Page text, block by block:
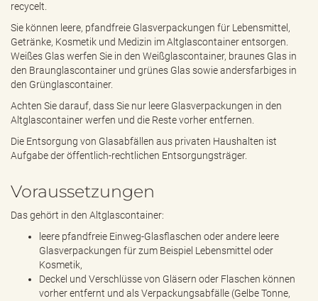
recycelt.
Sie können leere, pfandfreie Glasverpackungen für Lebensmittel,
Getränke, Kosmetik und Medizin im Altglascontainer entsorgen.
Weißes Glas werfen Sie in den Weißglascontainer, braunes Glas in
den Braunglascontainer und grünes Glas sowie andersfarbiges in
den Grünglascontainer.
Achten Sie darauf, dass Sie nur leere Glasverpackungen in den
Altglascontainer werfen und die Reste vorher entfernen.
Die Entsorgung von Glasabfällen aus privaten Haushalten ist
Aufgabe der öffentlich-rechtlichen Entsorgungsträger.
Voraussetzungen
Das gehört in den Altglascontainer:
leere pfandfreie Einweg-Glasflaschen oder andere leere
Glasverpackungen für zum Beispiel Lebensmittel oder
Kosmetik,
Deckel und Verschlüsse von Gläsern oder Flaschen können
vorher entfernt und als Verpackungsabfälle (Gelbe Tonne,